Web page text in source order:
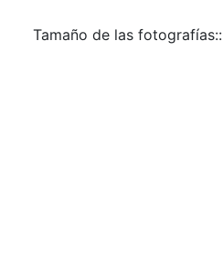
Tamaño de las fotografías::